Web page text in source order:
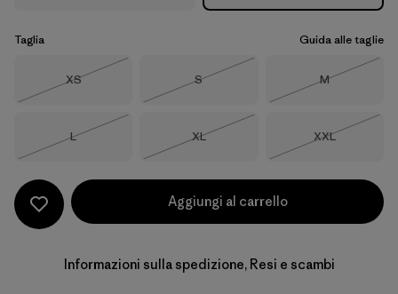
Taglia Guida alle taglie
Taglia
XS
Taglia
S
Taglia
M
Taglia
L
Taglia
XL
Taglia
XXL
Aggiungi al carrello
Informazioni sulla spedizione, Resi e scambi